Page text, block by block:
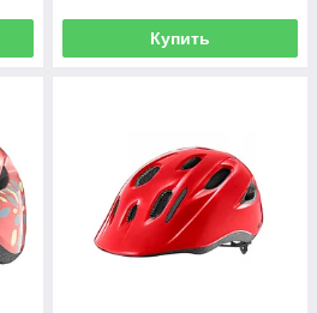
Купить